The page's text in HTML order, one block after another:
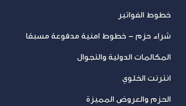
خطوط الفواتير
شراء حزم – خطوط امنية مدفوعة مسبقا
المكالمات الدولية والتجوال
انترنت الخلوي
الحزم والعروض المميزة